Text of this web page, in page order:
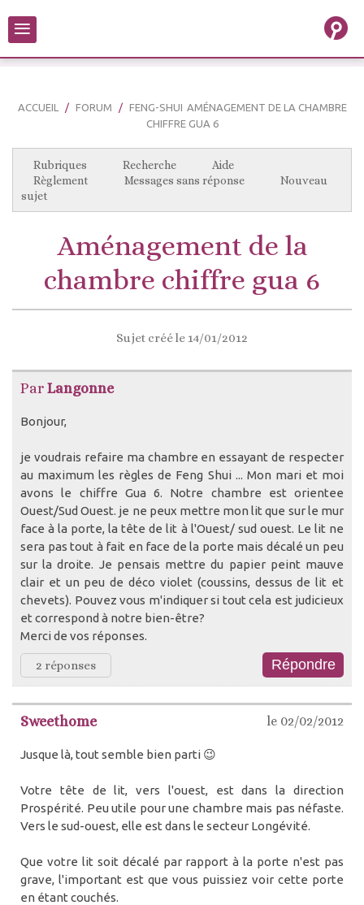
≡
ACCUEIL FORUM FENG-SHUI AMÉNAGEMENT DE LA CHAMBRE
CHIFFRE GUA 6
Rubriques Recherche
Aide
Règlement
Messages sans réponse
Nouveau
sujet
Aménagement de la
chambre chiffre gua 6
Sujet créé le 14/01/2012
Par Langonne
Bonjour,
je voudrais refaire ma chambre en essayant de respecter
au maximum les règles de Feng Shui ... Mon mari et moi
avons le chiffre Gua 6. Notre chambre est orientee
Ouest/Sud Ouest. je ne peux mettre mon lit que sur le mur
face à la porte, la tête de lit à l'Ouest/ sud ouest. Le lit ne
sera pas tout à fait en face de la porte mais décalé un peu
sur la droite. Je pensais mettre du papier peint mauve
clair et un peu de déco violet (coussins, dessus de lit et
chevets). Pouvez vous m'indiquer si tout cela est judicieux
et correspond à notre bien-être?
Merci de vos réponses.
2 réponses
Sweethome le 02/02/2012
Jusque là, tout semble bien parti 😉
Votre tête de lit, vers l'ouest, est dans la direction
Prospérité. Peu utile pour une chambre mais pas néfaste.
Vers le sud-ouest, elle est dans le secteur Longévité.
Que votre lit soit décalé par rapport à la porte n'est pas
grave, l'important est que vous puissiez voir cette porte
en étant couchés.